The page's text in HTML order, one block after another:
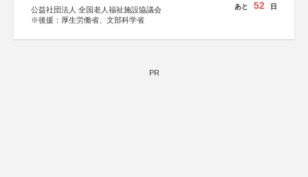
公益社団法人 全国老人福祉施設協議会
※後援：厚生労働省、文部科学省
あと 52 日
PR